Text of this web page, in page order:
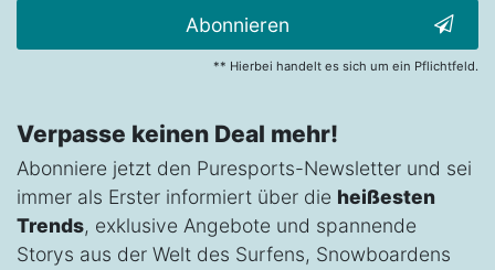
Abonnieren
** Hierbei handelt es sich um ein Pflichtfeld.
Verpasse keinen Deal mehr!
Abonniere jetzt den Puresports-Newsletter und sei
immer als Erster informiert über die heißesten
Trends, exklusive Angebote und spannende
Storys aus der Welt des Surfens, Snowboardens